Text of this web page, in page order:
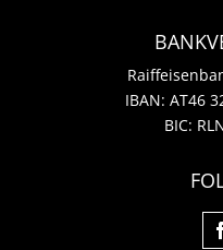
IBAN: AT46
BIC: